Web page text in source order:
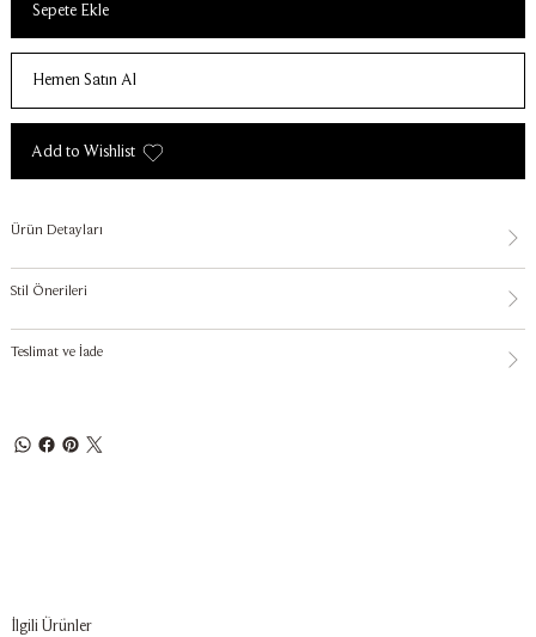
Sepete Ekle
Hemen Satın Al
Add to Wishlist
Ürün Detayları
Stil Önerileri
Teslimat ve İade
İlgili Ürünler